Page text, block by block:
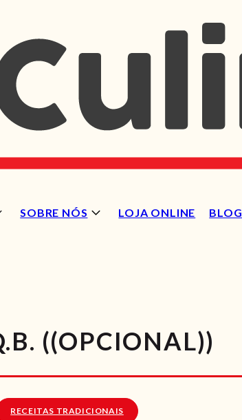
SOBRE NÓS LOJA ONLINE BLOG
VÍDEOS
((OPCIONAL))
RECEITAS TRADICIONAIS